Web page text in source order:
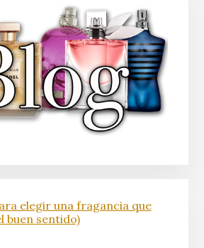
elegir una fragancia que
buen sentido)